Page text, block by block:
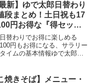
新】ゆで太郎日替わり
段まとめ！土日祝も17
円お得な『得セッ
底解説！
替わりでお得に楽しめる
円もお得になる、サラリー
イムの基本情報ゆで太郎の
焼きそば】メニュー・